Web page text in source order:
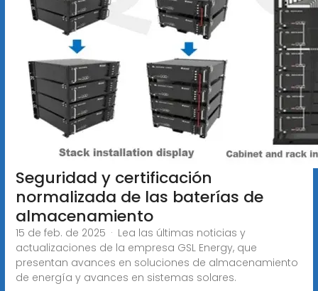
Seguridad y certificación
normalizada de las baterías de
almacenamiento
15 de feb. de 2025 · Lea las últimas noticias y
actualizaciones de la empresa GSL Energy, que
presentan avances en soluciones de almacenamiento
de energía y avances en sistemas solares.